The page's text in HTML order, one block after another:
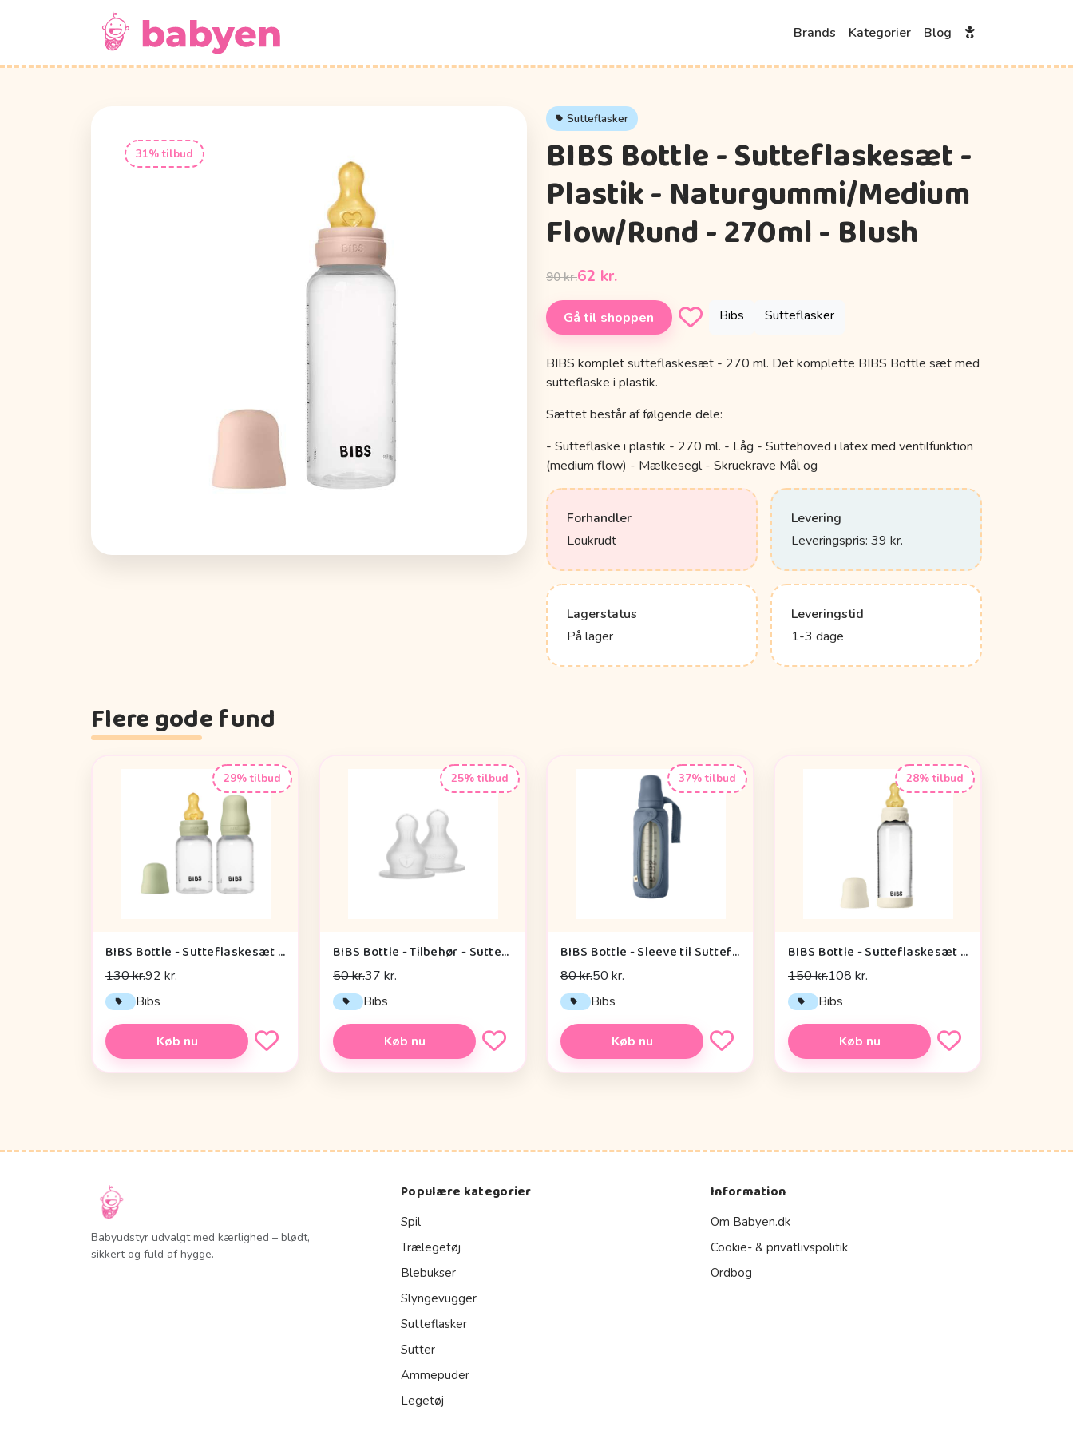
Brands Kategorier Blog
31% tilbud
Sutteflasker
BIBS Bottle - Sutteflaskesæt -
Plastik - Naturgummi/Medium
Flow/Rund - 270ml - Blush
90 kr.62 kr.
Gå til shoppen Bibs Sutteflasker
BIBS komplet sutteflaskesæt - 270 ml. Det komplette BIBS Bottle sæt med
sutteflaske i plastik.
Sættet består af følgende dele:
- Sutteflaske i plastik - 270 ml. - Låg - Suttehoved i latex med ventilfunktion
(medium flow) - Mælkesegl - Skruekrave Mål og
Forhandler
Loukrudt
Levering
Leveringspris: 39 kr.
Lagerstatus
På lager
Leveringstid
1-3 dage
Flere gode fund
29% tilbud
BIBS Bottle - Sutteflaskesæt - Plastik - 2-pak - Naturgummi/Slow Flow/Rund - 150ml - Sage
130 kr.92 kr.
Bibs
Køb nu
25% tilbud
BIBS Bottle - Tilbehør - Suttehoved - Silikone/Rund - 2-Pak - Slow Flow
50 kr.37 kr.
Bibs
Køb nu
37% tilbud
BIBS Bottle - Sleeve til Sutteflaske - Stor - 225ml - Petrol
80 kr.50 kr.
Bibs
Køb nu
28% tilbud
BIBS Bottle - Sutteflaskesæt - Glas - Boheme - Naturgummi/Medium Flow/Rund - 240ml - Ivory
150 kr.108 kr.
Bibs
Køb nu
Babyudstyr udvalgt med kærlighed – blødt,
sikkert og fuld af hygge.
Populære kategorier
Spil
Trælegetøj
Blebukser
Slyngevugger
Sutteflasker
Sutter
Ammepuder
Legetøj
Information
Om Babyen.dk
Cookie- & privatlivspolitik
Ordbog